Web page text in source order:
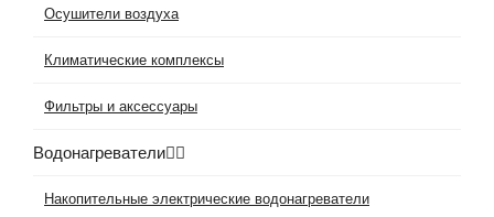
Осушители воздуха
Климатические комплексы
Фильтры и аксессуары
Водонагреватели
Накопительные электрические водонагреватели